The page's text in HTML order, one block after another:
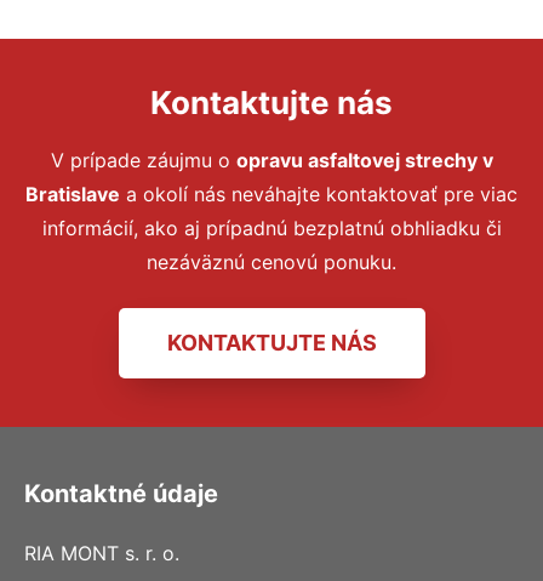
Kontaktujte nás
V prípade záujmu o opravu asfaltovej strechyv
Bratislave a okolí nás neváhajte kontaktovať pre viac
informácií, ako aj prípadnú bezplatnú obhliadku či
nezáväznú cenovú ponuku.
KONTAKTUJTE NÁS
Kontaktné údaje
RIA MONT s. r. o.